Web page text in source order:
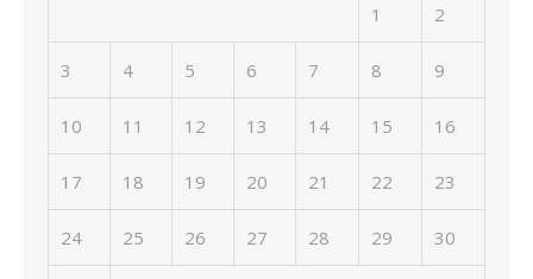
1 2
3 4 5 6 7 8 9
10 11 12 13 14 15 16
17 18 19 20 21 22 23
24 25 26 27 28 29 30